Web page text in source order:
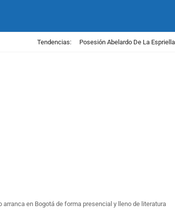
Tendencias: Posesión Abelardo De La Espriella
arranca en Bogotá de forma presencial y lleno de literatura